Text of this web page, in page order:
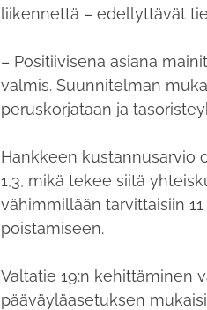
liikennettä – edellyttävät
– Positiivisena asiana
valmis. Suunnitelman
peruskorjataan ja
Hankkeen kustannusarvio
1,3, mikä tekee siitä
vähimmillään tarvittaisiin
poistamiseen.
Valtatie 19:n kehittäminen
pääväyläasetuksen